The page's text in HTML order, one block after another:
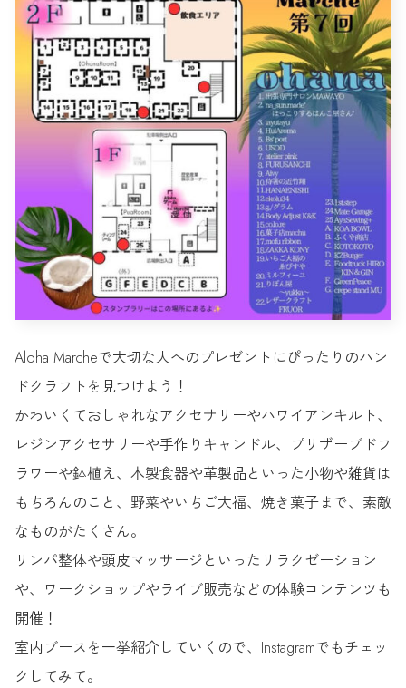
Aloha Marcheで大切な人へのプレゼントにぴったりのハン
ドクラフトを見つけよう！
かわいくておしゃれなアクセサリーやハワイアンキルト、
レジンアクセサリーや手作りキャンドル、プリザーブドフ
ラワーや鉢植え、木製食器や革製品といった小物や雑貨は
もちろんのこと、野菜やいちご大福、焼き菓子まで、素敵
なものがたくさん。
リンパ整体や頭皮マッサージといったリラクゼーション
や、ワークショップやライブ販売などの体験コンテンツも
開催！
室内ブースを一挙紹介していくので、Instagramでもチェッ
クしてみて。